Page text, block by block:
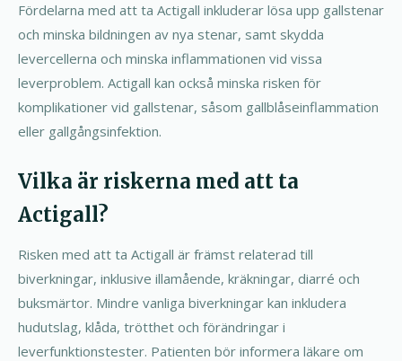
Fördelarna med att ta Actigall inkluderar lösa upp gallstenar
och minska bildningen av nya stenar, samt skydda
levercellerna och minska inflammationen vid vissa
leverproblem. Actigall kan också minska risken för
komplikationer vid gallstenar, såsom gallblåseinflammation
eller gallgångsinfektion.
Vilka är riskerna med att ta
Actigall?
Risken med att ta Actigall är främst relaterad till
biverkningar, inklusive illamående, kräkningar, diarré och
buksmärtor. Mindre vanliga biverkningar kan inkludera
hudutslag, klåda, trötthet och förändringar i
leverfunktionstester. Patienten bör informera läkare om